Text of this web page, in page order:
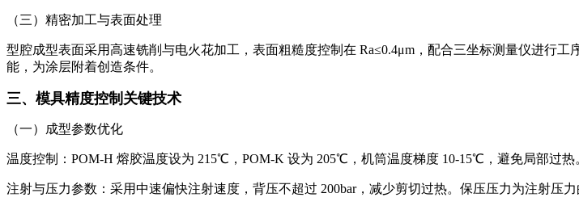
（三）精密加工与表面处理
型腔成型表面采用高速铣削与电火花加工，表面粗糙度控制在 Ra≤0.4μm，配合三坐标测量仪进行
能，为涂层附着创造条件。
三、模具精度控制关键技术
（一）成型参数优化
温度控制：POM-H 熔胶温度设为 215℃，POM-K 设为 205℃，机筒温度梯度 10-15℃，避免局部过热
注射与压力参数：采用中速偏快注射速度，背压不超过 200bar，减少剪切过热。保压压力为注射压